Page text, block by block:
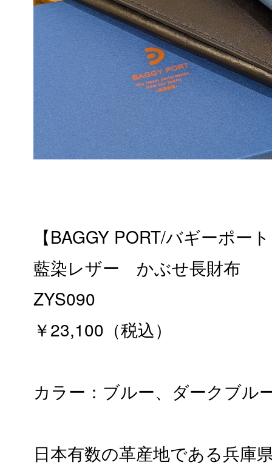
【BAGGY PORT/バギーポー
藍染レザー かぶせ長財布
ZYS090
￥23,100（税込）
カラー：ブルー、ダークブル
日本有数の革産地である兵庫